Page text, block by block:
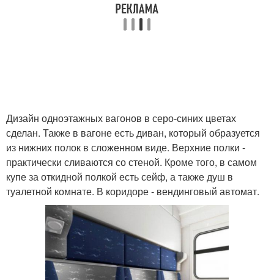
Дизайн одноэтажных вагонов в серо-синих цветах
сделан. Также в вагоне есть диван, который образуется
из нижних полок в сложенном виде. Верхние полки -
практически сливаются со стеной. Кроме того, в самом
купе за откидной полкой есть сейф, а также душ в
туалетной комнате. В коридоре - вендинговый автомат.